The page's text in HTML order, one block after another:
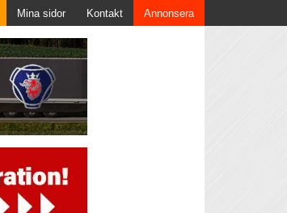
Mina sidor Kontakt Annonsera